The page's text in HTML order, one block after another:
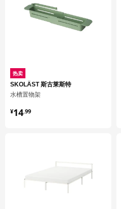
热卖
SKOLÄST 斯古莱斯特
水槽置物架
¥14.99
¥ 14.99